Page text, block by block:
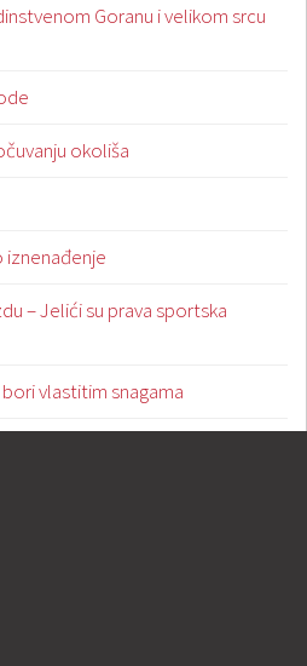
Goranu i velikom srcu
okoliša
iznenađenje
– Jelići su prava sportska
vlastitim snagama